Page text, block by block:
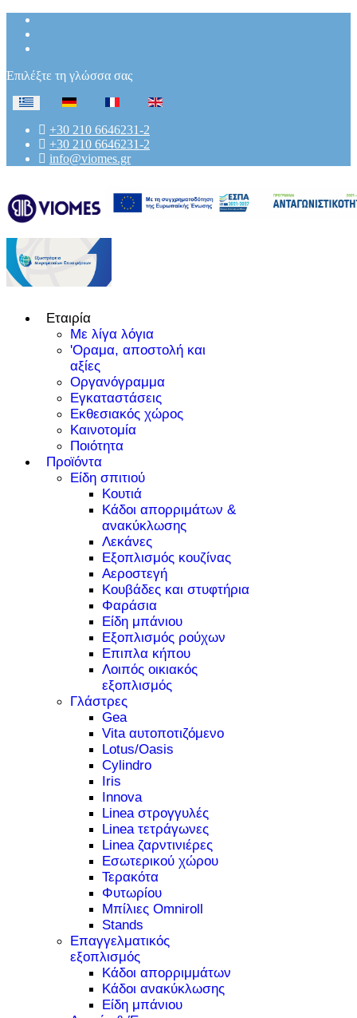
Επιλέξτε τη γλώσσα σας
+30 210 6646231-2
+30 210 6646231-2
info@viomes.gr
Εταιρία
Με λίγα λόγια
'Οραμα, αποστολή και
αξίες
Οργανόγραμμα
Εγκαταστάσεις
Εκθεσιακός χώρος
Καινοτομία
Ποιότητα
Προϊόντα
Είδη σπιτιού
Κουτιά
Κάδοι απορριμάτων &
ανακύκλωσης
Λεκάνες
Εξοπλισμός κουζίνας
Αεροστεγή
Κουβάδες και στυφτήρια
Φαράσια
Είδη μπάνιου
Εξοπλισμός ρούχων
Επιπλα κήπου
Λοιπός οικιακός
εξοπλισμός
Γλάστρες
Gea
Vita αυτοποτιζόμενο
Lotus/Oasis
Cylindro
Iris
Innova
Linea στρογγυλές
Linea τετράγωνες
Linea ζαρντινιέρες
Εσωτερικού χώρου
Τερακότα
Φυτωρίου
Μπίλιες Omniroll
Stands
Επαγγελματικός
εξοπλισμός
Κάδοι απορριμμάτων
Κάδοι ανακύκλωσης
Είδη μπάνιου